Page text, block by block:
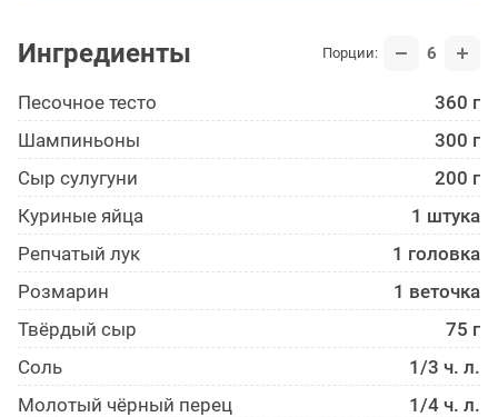
Ингредиенты Порции: 6
Песочное тесто
360 г
Шампиньоны
300 г
Сыр сулугуни
200 г
Куриные яйца
1 штука
Репчатый лук
1 головка
Розмарин
1 веточка
Твёрдый сыр
75 г
Соль
1/3 ч. л.
Молотый чёрный перец
1/4 ч. л.